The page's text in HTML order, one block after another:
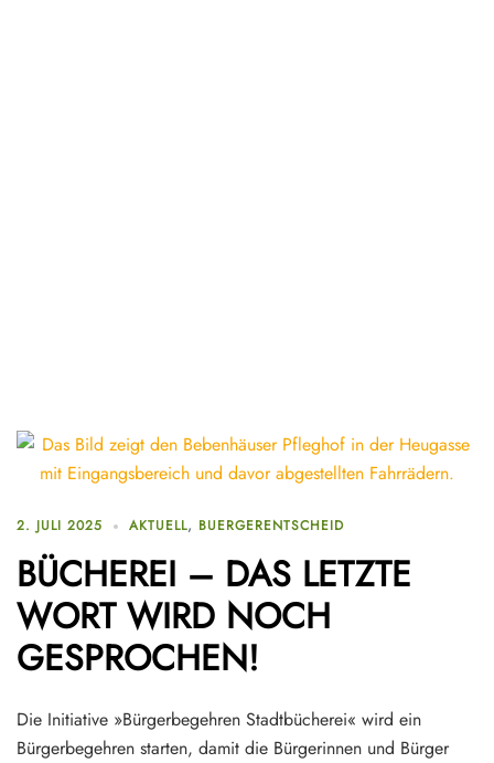
2. JULI 2025 AKTUELL, BUERGERENTSCHEID
BÜCHEREI – DAS LETZTE
WORT WIRD NOCH
GESPROCHEN!
Die Initiative »Bürgerbegehren Stadtbücherei« wird ein
Bürgerbegehren starten, damit die Bürgerinnen und Bürger